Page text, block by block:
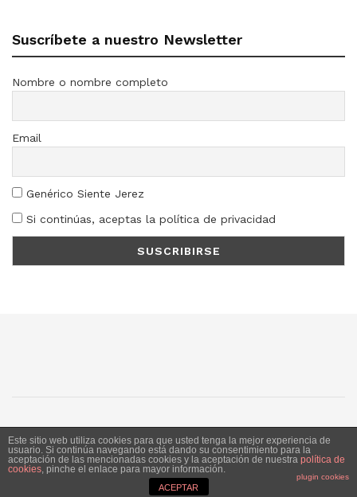
Suscríbete a nuestro Newsletter
Nombre o nombre completo
Email
Genérico Siente Jerez
Si continúas, aceptas la política de privacidad
Siente Jerez 2020. Publicación bajo licencia CC
Este sitio web utiliza cookies para que usted tenga la mejor experiencia de
usuario. Si continúa navegando está dando su consentimiento para la
aceptación de las mencionadas cookies y la aceptación de nuestra política de
cookies, pinche el enlace para mayor información.
plugin cookies
ACEPTAR